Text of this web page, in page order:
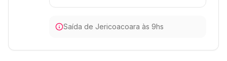
Saída de Jericoacoara às 9hs